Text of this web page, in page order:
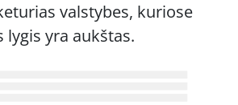
valstybes, kuriose
lygis yra aukštas.